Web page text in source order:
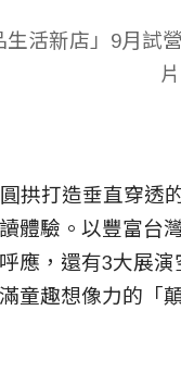
活新店」9月試
拱打造垂直穿透
體驗。以豐富台
應，還有3大展
童趣想像力的「